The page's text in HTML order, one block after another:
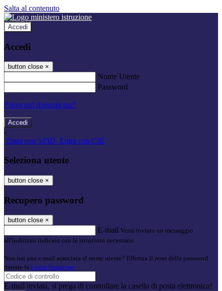
Salta al contenuto
Accedi
Accedi
button close ×
Nome Utente
Password
Password dimenticata?
-
Entra con SPID Entra con CIE
Seleziona utente
button close ×
Recupero password
button close ×
E-mail Verrà inviato un messaggio
all'indirizzo indicato con le istruzioni necessarie.
Non hai una e-mail associata al nome utente? Effettua il reset della password
tramite la Login Spaggiari
E-mail inviata, si prega di controllare la casella di posta elettronica!